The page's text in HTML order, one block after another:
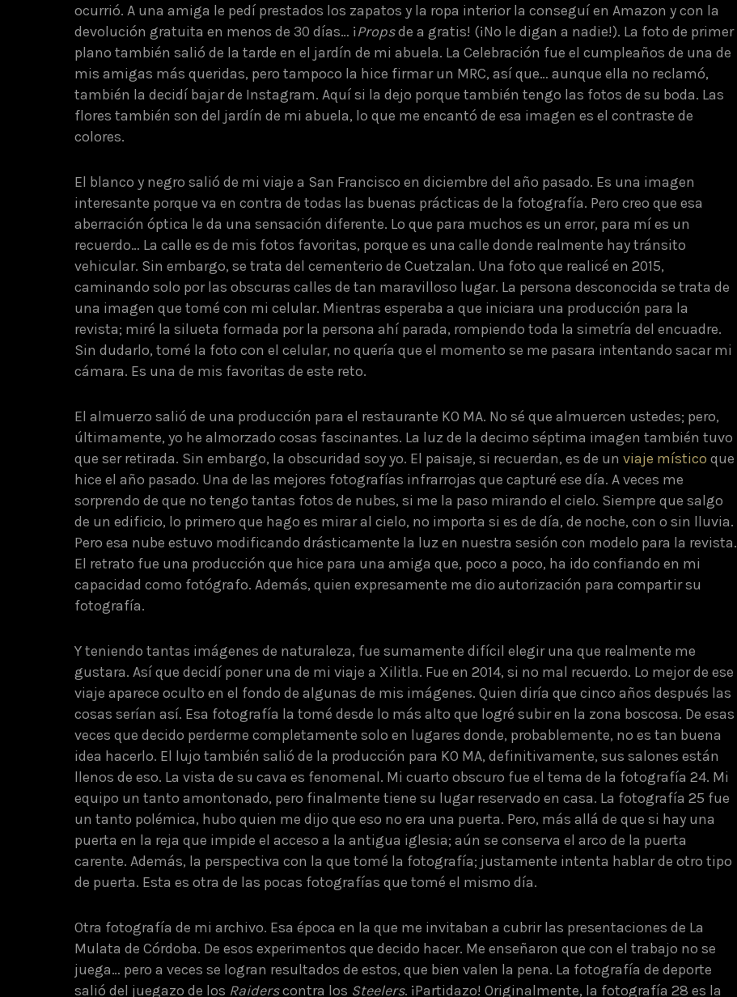
ocurrió. A una amiga le pedí prestados los zapatos y la ropa interior la conseguí en Amazon y con la
devolución gratuita en menos de 30 días… ¡Propsde a gratis! (¡No le digan a nadie!). La foto de primer
plano también salió de la tarde en el jardín de mi abuela. La Celebración fue el cumpleaños de una de
mis amigas más queridas, pero tampoco la hice firmar un MRC, así que… aunque ella no reclamó,
también la decidí bajar de Instagram. Aquí si la dejo porque también tengo las fotos de su boda. Las
flores también son del jardín de mi abuela, lo que me encantó de esa imagen es el contraste de
colores.
El blanco y negro salió de mi viaje a San Francisco en diciembre del año pasado. Es una imagen
interesante porque va en contra de todas las buenas prácticas de la fotografía. Pero creo que esa
aberración óptica le da una sensación diferente. Lo que para muchos es un error, para mí es un
recuerdo… La calle es de mis fotos favoritas, porque es una calle donde realmente hay tránsito
vehicular. Sin embargo, se trata del cementerio de Cuetzalan. Una foto que realicé en 2015,
caminando solo por las obscuras calles de tan maravilloso lugar. La persona desconocida se trata de
una imagen que tomé con mi celular. Mientras esperaba a que iniciara una producción para la
revista; miré la silueta formada por la persona ahí parada, rompiendo toda la simetría del encuadre.
Sin dudarlo, tomé la foto con el celular, no quería que el momento se me pasara intentando sacar mi
cámara. Es una de mis favoritas de este reto.
El almuerzo salió de una producción para el restaurante KO MA. No sé que almuercen ustedes; pero,
últimamente, yo he almorzado cosas fascinantes. La luz de la decimo séptima imagen también tuvo
que ser retirada. Sin embargo, la obscuridad soy yo. El paisaje, si recuerdan, es de un viaje místico que
hice el año pasado. Una de las mejores fotografías infrarrojas que capturé ese día. A veces me
sorprendo de que no tengo tantas fotos de nubes, si me la paso mirando el cielo. Siempre que salgo
de un edificio, lo primero que hago es mirar al cielo, no importa si es de día, de noche, con o sin lluvia.
Pero esa nube estuvo modificando drásticamente la luz en nuestra sesión con modelo para la revista.
El retrato fue una producción que hice para una amiga que, poco a poco, ha ido confiando en mi
capacidad como fotógrafo. Además, quien expresamente me dio autorización para compartir su
fotografía.
Y teniendo tantas imágenes de naturaleza, fue sumamente difícil elegir una que realmente me
gustara. Así que decidí poner una de mi viaje a Xilitla. Fue en 2014, si no mal recuerdo. Lo mejor de ese
viaje aparece oculto en el fondo de algunas de mis imágenes. Quien diría que cinco años después las
cosas serían así. Esa fotografía la tomé desde lo más alto que logré subir en la zona boscosa. De esas
veces que decido perderme completamente solo en lugares donde, probablemente, no es tan buena
idea hacerlo. El lujo también salió de la producción para KO MA, definitivamente, sus salones están
llenos de eso. La vista de su cava es fenomenal. Mi cuarto obscuro fue el tema de la fotografía 24. Mi
equipo un tanto amontonado, pero finalmente tiene su lugar reservado en casa. La fotografía 25 fue
un tanto polémica, hubo quien me dijo que eso no era una puerta. Pero, más allá de que si hay una
puerta en la reja que impide el acceso a la antigua iglesia; aún se conserva el arco de la puerta
carente. Además, la perspectiva con la que tomé la fotografía; justamente intenta hablar de otro tipo
de puerta. Esta es otra de las pocas fotografías que tomé el mismo día.
Otra fotografía de mi archivo. Esa época en la que me invitaban a cubrir las presentaciones de La
Mulata de Córdoba. De esos experimentos que decido hacer. Me enseñaron que con el trabajo no se
juega… pero a veces se logran resultados de estos, que bien valen la pena. La fotografía de deporte
salió del juegazo de los Raiderscontra los Steelers. ¡Partidazo! Originalmente, la fotografía 28 es la